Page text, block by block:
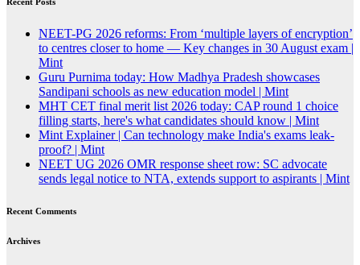
NEET-PG 2026 reforms: From ‘multiple layers of encryption’
to centres closer to home — Key changes in 30 August exam |
Mint
Guru Purnima today: How Madhya Pradesh showcases
Sandipani schools as new education model | Mint
MHT CET final merit list 2026 today: CAP round 1 choice
filling starts, here's what candidates should know | Mint
Mint Explainer | Can technology make India's exams leak-
proof? | Mint
NEET UG 2026 OMR response sheet row: SC advocate
sends legal notice to NTA, extends support to aspirants | Mint
Recent Comments
Archives